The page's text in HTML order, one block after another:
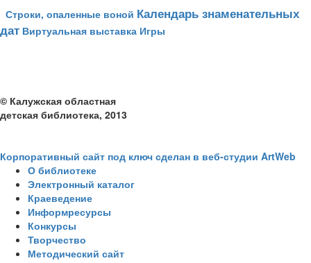
Строки, опаленные воной Календарь знаменательных
дат Виртуальная выставка Игры
© Калужская областная
детская библиотека, 2013
Корпоративный сайт под ключ сделан в веб-студии ArtWeb
О библиотеке
Электронный каталог
Краеведение
Информресурсы
Конкурсы
Творчество
Методический сайт